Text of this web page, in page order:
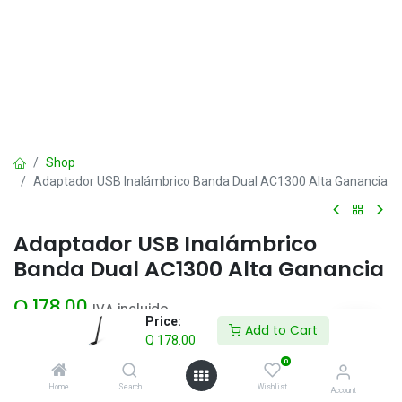
Price:
Q 178.00
Add to Cart
Home Search
0
Wishlist Account
Shop
Adaptador USB Inalámbrico Banda Dual AC1300 Alta Ganancia
Adaptador USB Inalámbrico
Banda Dual AC1300 Alta Ganancia
Q 178.00 IVA incluido
Add to Cart